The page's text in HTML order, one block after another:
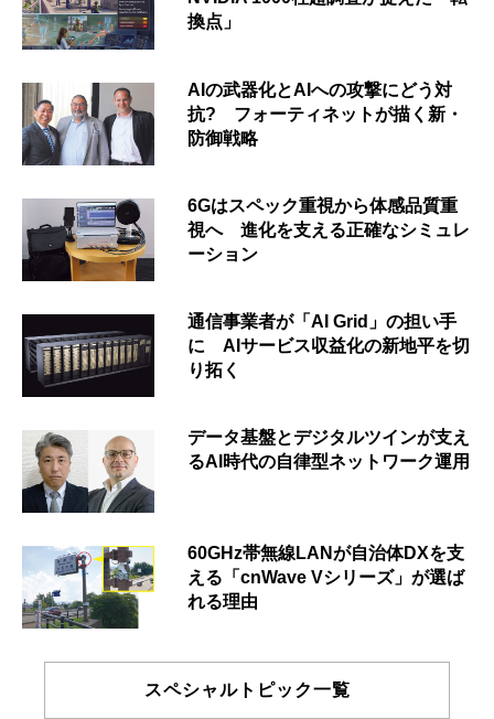
換点」
AIの武器化とAIへの攻撃にどう対
抗? フォーティネットが描く新・
防御戦略
6Gはスペック重視から体感品質重
視へ 進化を支える正確なシミュレ
ーション
通信事業者が「AI Grid」の担い手
に AIサービス収益化の新地平を切
り拓く
データ基盤とデジタルツインが支え
るAI時代の自律型ネットワーク運用
60GHz帯無線LANが自治体DXを支
える「cnWave Vシリーズ」が選ば
れる理由
スペシャルトピック一覧